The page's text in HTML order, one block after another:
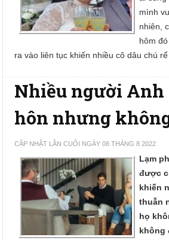
mình
nhiên,
hôm
ra vào liên tục khiến nhiều cô dâu chú
Nhiều người
hôn nhưng
CẬP NHẬT LẦN CUỐI NGÀY 08 THÁNG 8 2022
Lạm
được
khiến
thuẫn
họ
không